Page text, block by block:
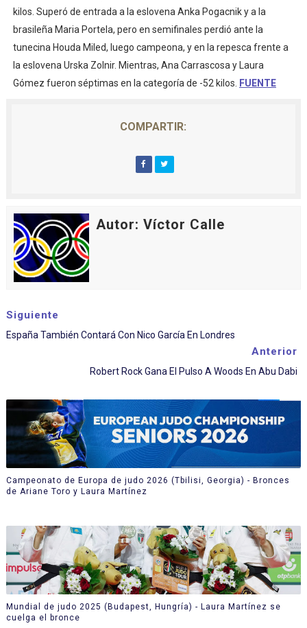
kilos. Superó de entrada a la eslovena Anka Pogacnik y a la
brasileña Maria Portela, pero en semifinales perdió ante la
tunecina Houda Miled, luego campeona, y en la repesca frente a
la eslovena Urska Zolnir. Mientras, Ana Carrascosa y Laura
Gómez fueron séptimas en la categoría de -52 kilos.
FUENTE
COMPARTIR:
Autor: Víctor Calle
Siguiente
España También Contará Con Nico García En Londres
Anterior
Robert Rock Gana El Pulso A Woods En Abu Dabi
Campeonato de Europa de judo 2026 (Tbilisi, Georgia) - Bronces
de Ariane Toro y Laura Martínez
Mundial de judo 2025 (Budapest, Hungría) - Laura Martínez se
cuelga el bronce